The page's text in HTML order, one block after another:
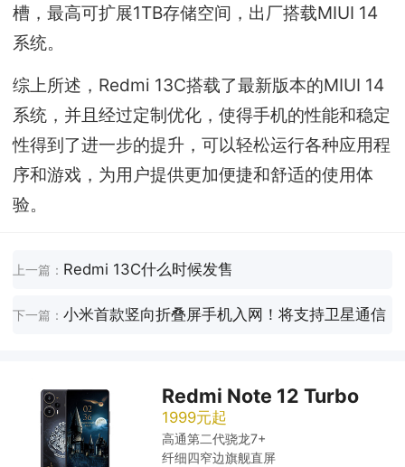
槽，最高可扩展1TB存储空间，出厂搭载MIUI 14
系统。
综上所述，Redmi 13C搭载了最新版本的MIUI 14
系统，并且经过定制优化，使得手机的性能和稳定
性得到了进一步的提升，可以轻松运行各种应用程
序和游戏，为用户提供更加便捷和舒适的使用体
验。
上一篇： Redmi 13C什么时候发售
下一篇：小米首款竖向折叠屏手机入网！将支持卫星通信
Redmi Note 12 Turbo
1999元起
高通第二代骁龙7+
纤细四窄边旗舰直屏